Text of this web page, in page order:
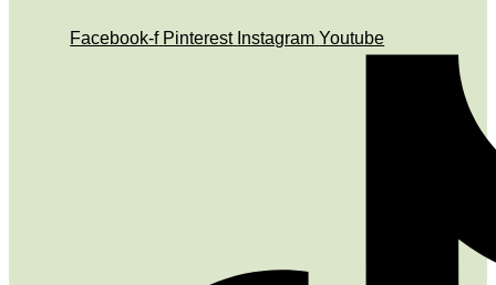
Facebook-f Pinterest Instagram Youtube